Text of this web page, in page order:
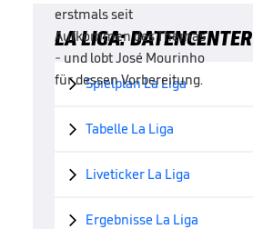
LA LIGA: DATENCENTER
 Spielplan La Liga
 Tabelle La Liga
 Liveticker La Liga
 Ergebnisse La Liga